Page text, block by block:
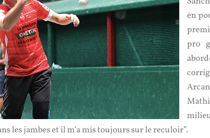
en
pro
les jambes et il m’a mis toujours sur le reculoir”.